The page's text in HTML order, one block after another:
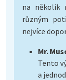
na několik
různým
nejvíce
Mr.
Tento
a